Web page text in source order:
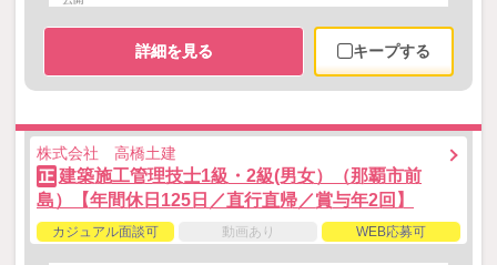
詳細を見る キープする
株式会社 高橋土建
正 建築施工管理技士1級・2級(男女）（那覇市前
島）【年間休日125日／直行直帰／賞与年2回】
カジュアル面談可 動画あり WEB応募可